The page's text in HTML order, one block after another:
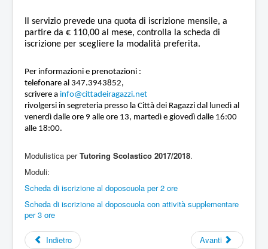
Il servizio prevede una quota di iscrizione mensile, a
partire da € 110,00 al mese, controlla la scheda di
iscrizione per scegliere la modalità preferita.
Per informazioni e prenotazioni :
telefonare al 347.3943852,
scrivere a info@cittadeiragazzi.net
rivolgersi in segreteria presso la Città dei Ragazzi dal lunedì al
venerdì dalle ore 9 alle ore 13, martedì e giovedì dalle 16:00
alle 18:00.
Modulistica perTutoring Scolastico 2017/2018.
Moduli:
Scheda di iscrizione al doposcuola per 2 ore
Scheda di iscrizione al doposcuola con attività supplementare
per 3 ore
Indietro Avanti